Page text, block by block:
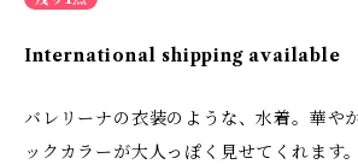
International shipping available
バレリーナの衣装のような、水着。華や
ックカラーが大人っぽく見せてくれます